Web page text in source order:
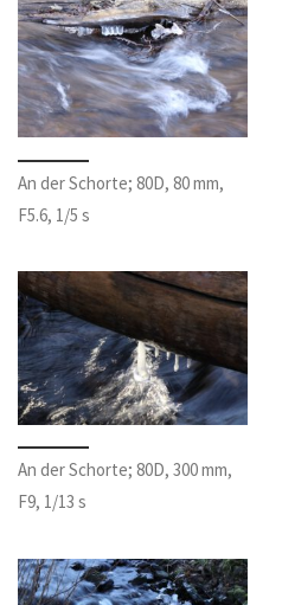
An der Schorte; 80D, 80 mm,
F5.6, 1/5 s
An der Schorte; 80D, 300 mm,
F9, 1/13 s